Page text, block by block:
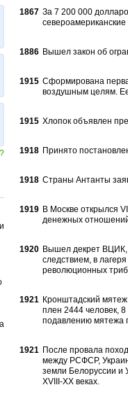
1867 За 7 200 000
1886 Вышел закон об
1915 Сформирована
воздушным целям.
1915 Хлопок объявлен
1918 Принято
1918 Страны Антанты
1919 В Москве открылся
денежных
1920 Вышел декрет ВЦИК,
следствием, в
революционных
1921 Кронштадский
плен 2444 человек,
подавлению мятежа
1921 После провала
между РСФСР,
земли Белоруссии и
ХVIII-ХХ веках.